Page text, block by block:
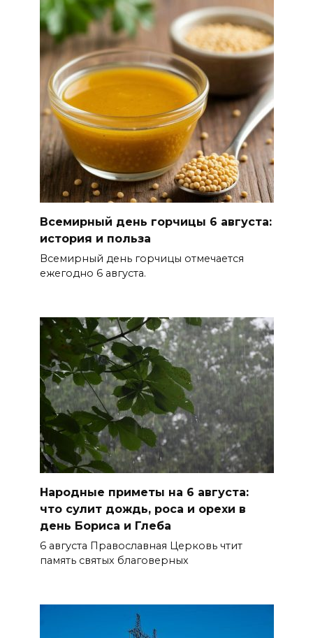
В Ростовской области до
конца года откроют 49
спортивных объектов
06 августа 2026 15:01
Россияне сообщают о
массовом сбое в работе
нескольких приложений
06 августа 2026 14:35
В Советском районе Ростова
из-за порыва на водоводе
ограничили подачу воды
06 августа 2026 14:33
старше 65 лет
06 августа 2026 14:30
Традиции семьи года
06 августа 2026 14:28
Таганрогский театр: пока
опущен занавес
БОЛЬШЕ НОВОСТЕЙ
Всемирный день горчицы 6 августа:
история и польза
Всемирный день горчицы отмечается
ежегодно 6 августа.
Народные приметы на 6 августа:
что сулит дождь, роса и орехи в
день Бориса и Глеба
6 августа Православная Церковь чтит
память святых благоверных